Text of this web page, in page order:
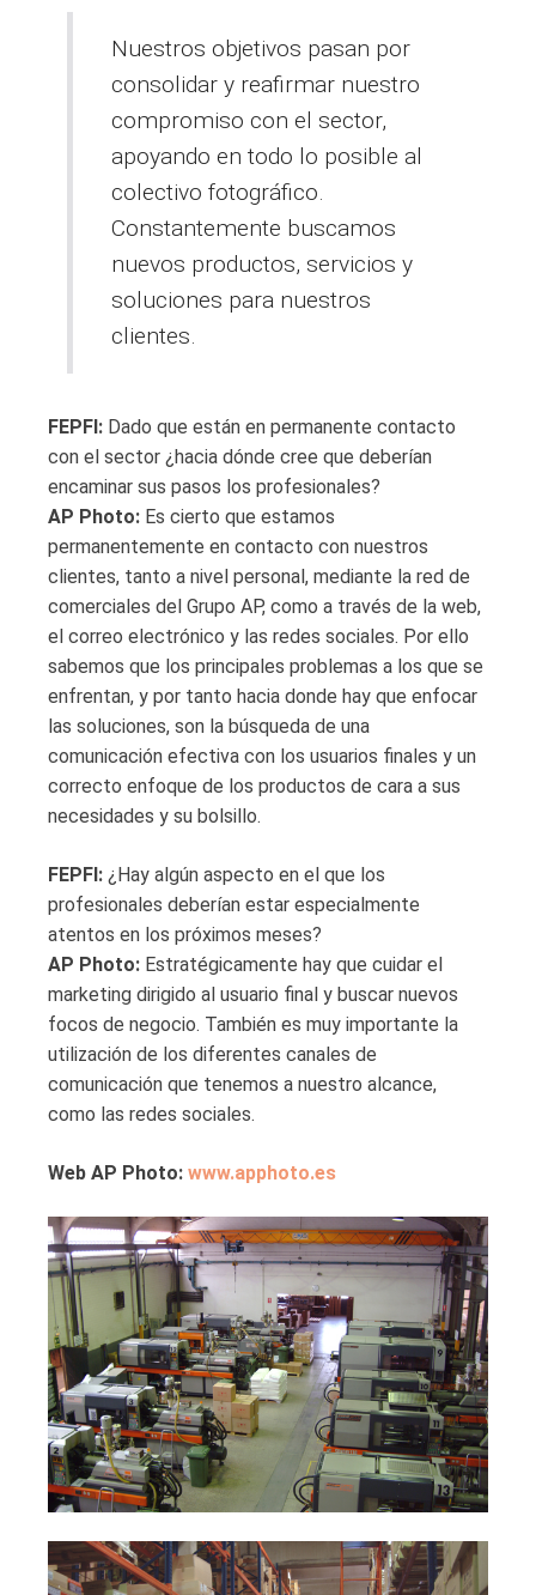
Nuestros objetivos pasan por
consolidar y reafirmar nuestro
compromiso con el sector,
apoyando en todo lo posible al
colectivo fotográfico.
Constantemente buscamos
nuevos productos, servicios y
soluciones para nuestros
clientes.
FEPFI: Dado que están en permanente contacto
con el sector ¿hacia dónde cree que deberían
encaminar sus pasos los profesionales?
AP Photo: Es cierto que estamos
permanentemente en contacto con nuestros
clientes, tanto a nivel personal, mediante la red de
comerciales del Grupo AP, como a través de la web,
el correo electrónico y las redes sociales. Por ello
sabemos que los principales problemas a los que se
enfrentan, y por tanto hacia donde hay que enfocar
las soluciones, son la búsqueda de una
comunicación efectiva con los usuarios finales y un
correcto enfoque de los productos de cara a sus
necesidades y su bolsillo.
FEPFI: ¿Hay algún aspecto en el que los
profesionales deberían estar especialmente
atentos en los próximos meses?
AP Photo: Estratégicamente hay que cuidar el
marketing dirigido al usuario final y buscar nuevos
focos de negocio. También es muy importante la
utilización de los diferentes canales de
comunicación que tenemos a nuestro alcance,
como las redes sociales.
Web AP Photo: www.apphoto.es